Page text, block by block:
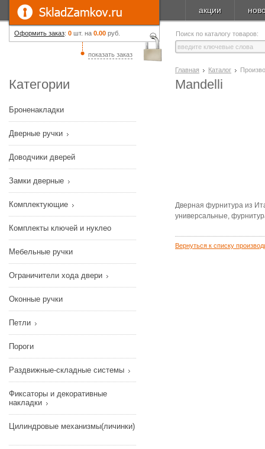
Оформить заказ: 0 шт. на 0.00 руб.
показать заказ
акции
Поиск по каталогу товаров:
Категории
Броненакладки
Дверные ручки
Доводчики дверей
Замки дверные
Комплектующие
Комплекты ключей и нуклео
Мебельные ручки
Ограничители хода двери
Оконные ручки
Петли
Пороги
Раздвижные-складные системы
Фиксаторы и декоративные
накладки
Цилиндровые механизмы(личинки)
Главная Каталог
Mandelli
Дверная фурнитура из
универсальные,
Вернуться к списку